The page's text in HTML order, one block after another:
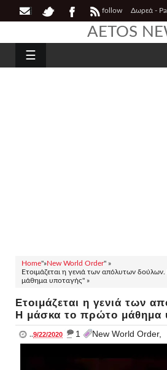
follow Δωρεά -
AETOS
☰
Home"»New World Order" »
Ετοιμάζεται η γενιά των απόλυτων
μάθημα υποταγής" »
Ετοιμάζεται η γενιά των
Η μάσκα το πρώτο μάθημα
..9/22/2020 _ 1 New World Order,